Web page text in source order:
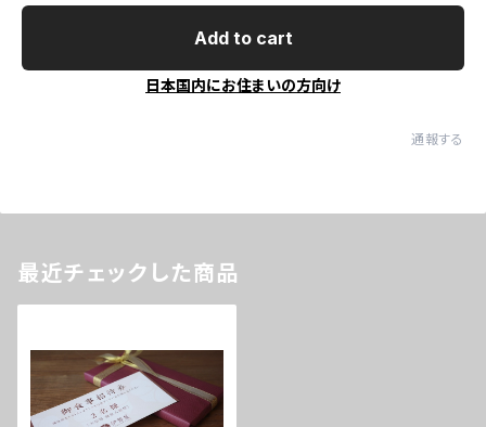
Add to cart
日本国内にお住まいの方向け
通報する
最近チェックした商品